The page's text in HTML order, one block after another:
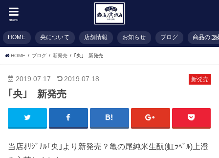
menu
HOME 央について 店舗情報 お知らせ ブログ 商品のご
HOME ブログ 新発売 ｢央｣ 新発売
新発売
2019.07.17 2019.07.18
｢央｣ 新発売
当店ｵﾘｼﾞﾅﾙ｢央｣より新発売？亀の尾純米生酛(虹ﾗﾍﾞﾙ)上澄